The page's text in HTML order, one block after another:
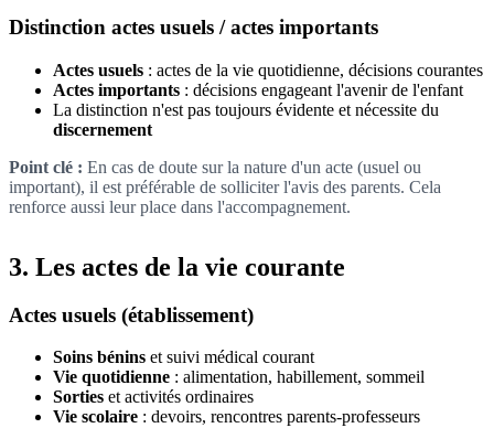
Distinction actes usuels / actes importants
Actes usuels : actes de la vie quotidienne, décisions courantes
Actes importants : décisions engageant l'avenir de l'enfant
La distinction n'est pas toujours évidente et nécessite du
discernement
Point clé : En cas de doute sur la nature d'un acte (usuel ou
important), il est préférable de solliciter l'avis des parents. Cela
renforce aussi leur place dans l'accompagnement.
3. Les actes de la vie courante
Actes usuels (établissement)
Soins bénins et suivi médical courant
Vie quotidienne : alimentation, habillement, sommeil
Sorties et activités ordinaires
Vie scolaire : devoirs, rencontres parents-professeurs